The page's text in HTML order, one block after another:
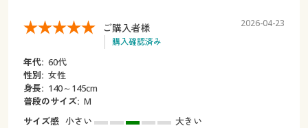
ご購入者様
購入確認済み
2026-04-23
年代: 60代
性別: 女性
身長: 140～145cm
普段のサイズ: M
サイズ感 小さい
大きい